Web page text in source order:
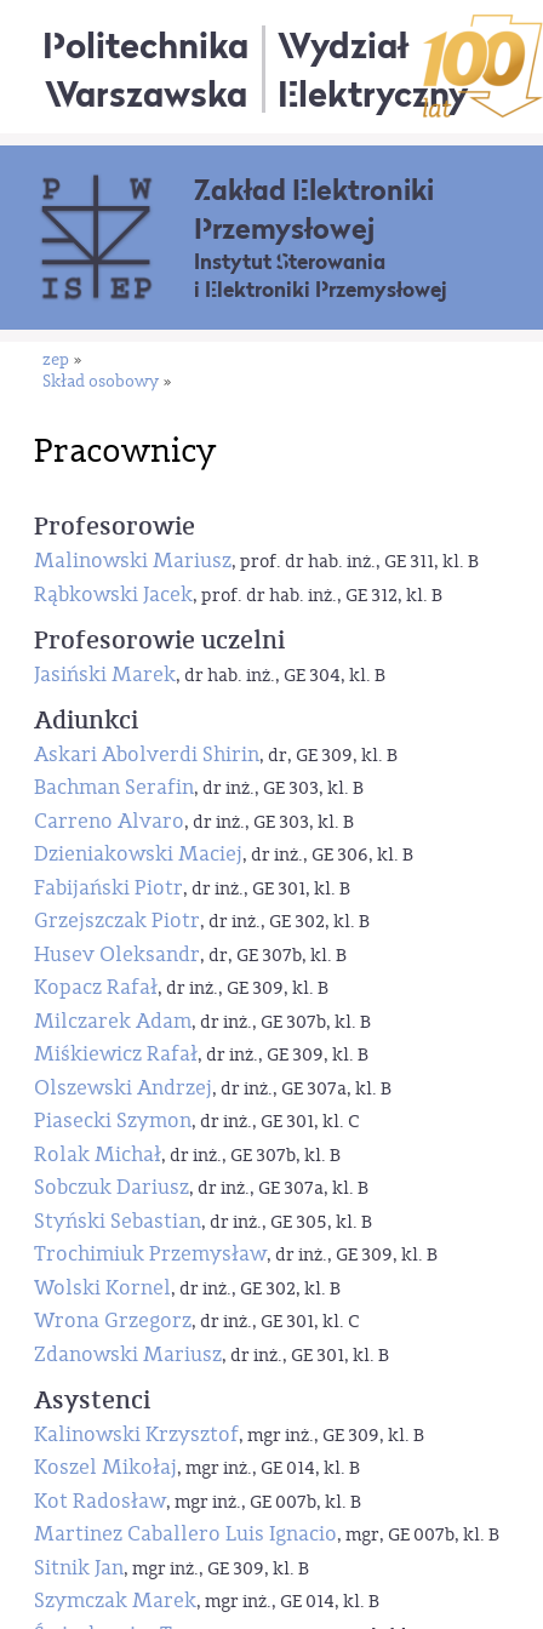
Politechnika
Warszawska
Wydział
Elektryczny
Zakład Elektroniki
Przemysłowej
Instytut Sterowania
i Elektroniki Przemysłowej
zep »
Skład osobowy »
Pracownicy
Profesorowie
Malinowski Mariusz, prof. dr hab. inż., GE 311, kl. B
Rąbkowski Jacek, prof. dr hab. inż., GE 312, kl. B
Profesorowie uczelni
Jasiński Marek, dr hab. inż., GE 304, kl. B
Adiunkci
Askari Abolverdi Shirin, dr, GE 309, kl. B
Bachman Serafin, dr inż., GE 303, kl. B
Carreno Alvaro, dr inż., GE 303, kl. B
Dzieniakowski Maciej, dr inż., GE 306, kl. B
Fabijański Piotr, dr inż., GE 301, kl. B
Grzejszczak Piotr, dr inż., GE 302, kl. B
Husev Oleksandr, dr, GE 307b, kl. B
Kopacz Rafał, dr inż., GE 309, kl. B
Milczarek Adam, dr inż., GE 307b, kl. B
Miśkiewicz Rafał, dr inż., GE 309, kl. B
Olszewski Andrzej, dr inż., GE 307a, kl. B
Piasecki Szymon, dr inż., GE 301, kl. C
Rolak Michał, dr inż., GE 307b, kl. B
Sobczuk Dariusz, dr inż., GE 307a, kl. B
Styński Sebastian, dr inż., GE 305, kl. B
Trochimiuk Przemysław, dr inż., GE 309, kl. B
Wolski Kornel, dr inż., GE 302, kl. B
Wrona Grzegorz, dr inż., GE 301, kl. C
Zdanowski Mariusz, dr inż., GE 301, kl. B
Asystenci
Kalinowski Krzysztof, mgr inż., GE 309, kl. B
Koszel Mikołaj, mgr inż., GE 014, kl. B
Kot Radosław, mgr inż., GE 007b, kl. B
Martinez Caballero Luis Ignacio, mgr, GE 007b, kl. B
Sitnik Jan, mgr inż., GE 309, kl. B
Szymczak Marek, mgr inż., GE 014, kl. B